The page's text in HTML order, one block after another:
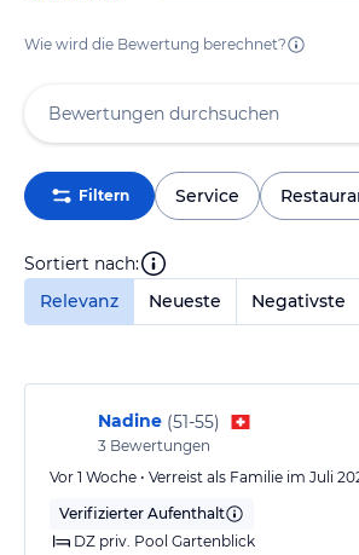
Wie wird die Bewertung berechnet?
Filtern Service
Sortiert nach:
Relevanz
Neueste Negativste
Nadine (51-55)
3 Bewertungen
Vor 1 Woche • Verreist als Familie im Juli
Verifizierter Aufenthalt
DZ priv. Pool Gartenblick